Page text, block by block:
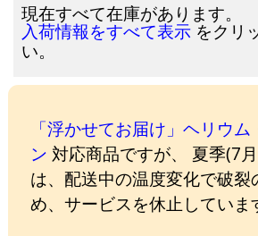
現在すべて在庫があります。
入荷情報をすべて表示 をクリ
い。
「浮かせてお届け」ヘリウ
ン 対応商品ですが、 夏季(7
は、配送中の温度変化で破裂
め、サービスを休止していま